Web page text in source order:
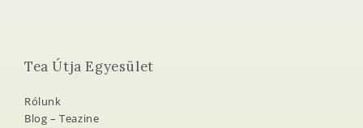
Tea Útja Egyesület
Rólunk
Blog – Teazine